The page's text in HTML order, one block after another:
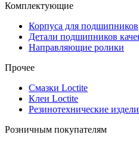
Комплектующие
Корпуса для подшипников
Детали подшипников
Направляющие ролики
Прочее
Смазки Loctite
Клеи Loctite
Резинотехнические
Розничным покупателям